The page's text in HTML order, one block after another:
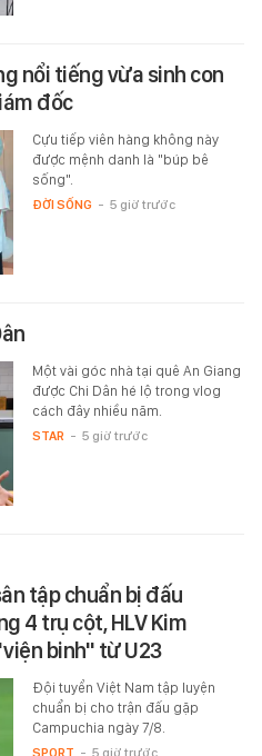
nổi tiếng vừa sinh con
đốc
Cựu tiếp viên hàng không này
được mệnh danh là "búp bê
sống".
ĐỜI SỐNG - 5 giờ trước
Một vài góc nhà tại quê An Giang
được Chi Dân hé lộ trong vlog
cách đây nhiều năm.
STAR - 5 giờ trước
tập chuẩn bị đấu
4 trụ cột, HLV Kim
binh" từ U23
Đội tuyển Việt Nam tập luyện
chuẩn bị cho trận đấu gặp
Campuchia ngày 7/8.